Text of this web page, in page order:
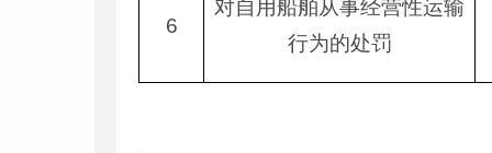
6
对自用船舶从事经营性运输
行为的处罚